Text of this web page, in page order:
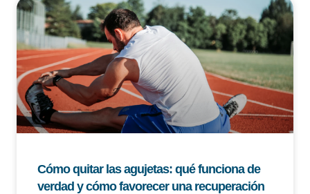
Cómo quitar las agujetas: qué funciona de
verdad y cómo favorecer una recuperación